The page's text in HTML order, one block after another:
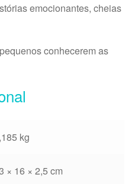
emocionantes, cheias
conhecerem as
kg
× 16 × 2,5 cm